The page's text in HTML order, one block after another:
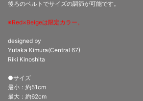
後ろのベルトでサイズの調節が可能です。
※Red×Beigeは限定カラー。
designed by
Yutaka Kimura(Central 67)
Riki Kinoshita
●サイズ
最小：約51cm
最大：約62cm